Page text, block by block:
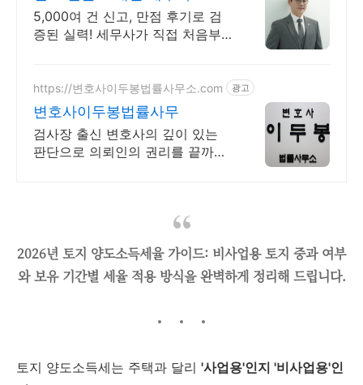
5,000여 건 신고, 만점 후기로 검
증된 실력! 세무사가 직접 처음부
https://변호사이두봉법률사무소.com 광고
변호사이두봉법률사무
검사장 출신 변호사의 깊이 있는
판단으로 의뢰인의 권리를 끝까지
2026년 토지 양도소득세율 가이드: 비사업용 토지 중과 여부
와 보유 기간별 세율 적용 방식을 완벽하게 정리해 드립니다.
토지 양도소득세는 주택과 달리 '사업용'인지 '비사업용'인